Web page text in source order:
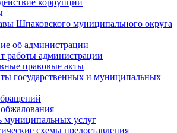
коррупции
Шпаковского муниципального округа
об администрации
работы администрации
правовые акты
государственных и муниципальных
муниципальных услуг
схемы предоставления